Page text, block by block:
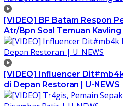
[VIDEO] BP Batam Respon
Atr/Bpn Soal Temuan Kavling
[VIDEO] Influencer
di Depan Restoran | U-NEWS